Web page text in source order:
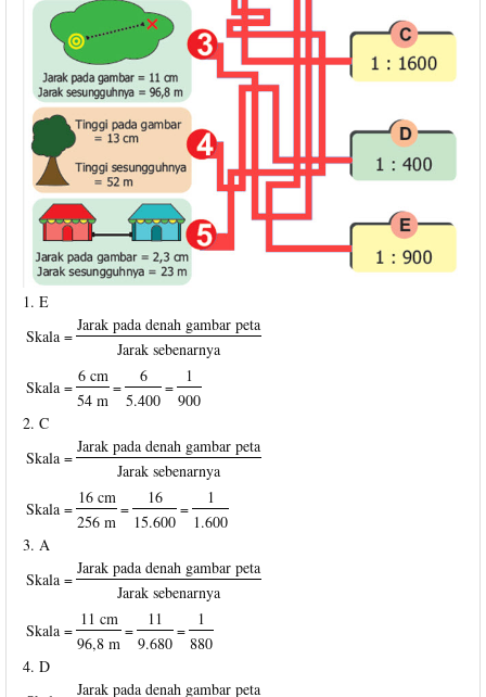
1. E
Skala =
Jarak pada denah gambar peta
Jarak sebenarnya
Skala =
6 cm
=
6
=
1
54 m
5.400
900
2. C
Skala =
Jarak pada denah gambar peta
Jarak sebenarnya
Skala =
16 cm
=
16
=
1
256 m
15.600
1.600
3. A
Skala =
Jarak pada denah gambar peta
Jarak sebenarnya
Skala =
11 cm
=
11
=
1
96,8 m
9.680
880
4. D
Jarak pada denah gambar peta